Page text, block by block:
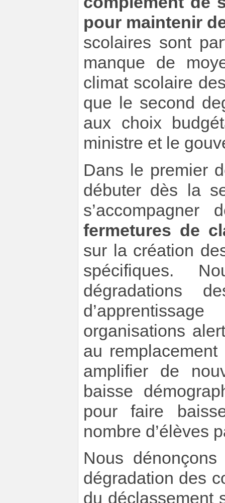
pour maintenir
scolaires sont
manque de
climat scolaire
que le second
aux choix
ministre et le
Dans le premier
débuter dès la
s’accompagner
fermetures de
sur la création
spécifiques.
dégradations
organisations
au
amplifier de
baisse
pour faire
nombre d’élèves
Nous
dégradation des
du déclassement